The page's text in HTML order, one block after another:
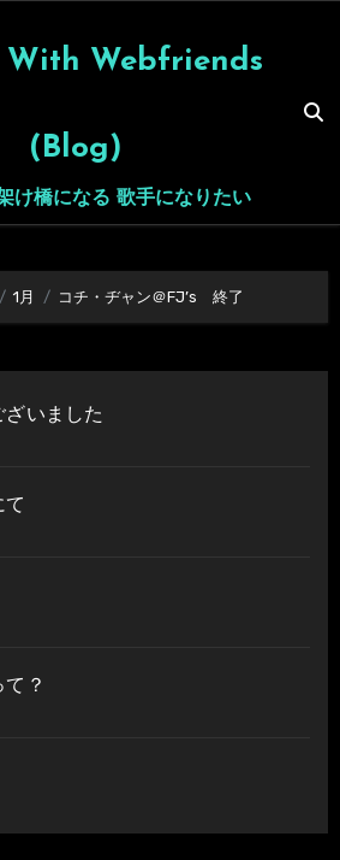
With Webfriends
(Blog)
け橋になる 歌手になりたい
1月 コチ・ヂャン＠FJ’s 終了
いました
？